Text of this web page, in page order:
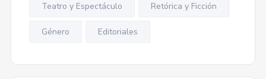
Teatro y Espectáculo Retórica y Ficción
Género Editoriales